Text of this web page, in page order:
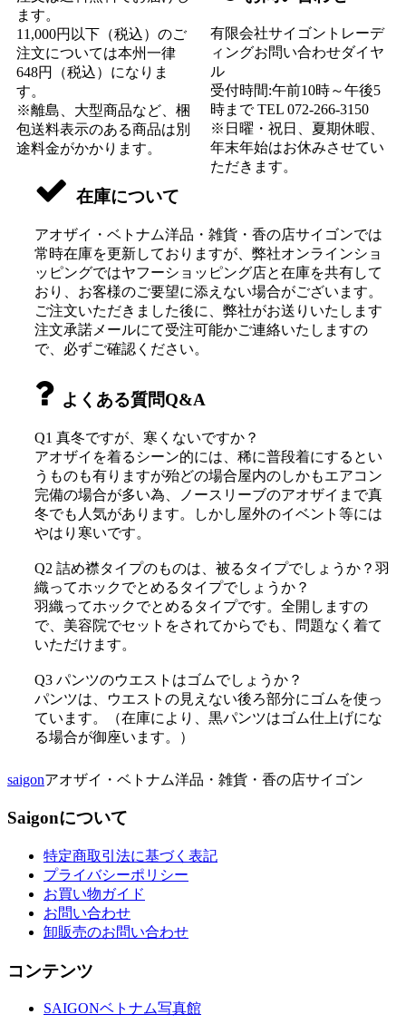
ます。
11,000円以下（税込）のご
注文については本州一律
648円（税込）になりま
す。
※離島、大型商品など、梱
包送料表示のある商品は別
途料金がかかります。
有限会社サイゴントレーデ
ィングお問い合わせダイヤ
ル
受付時間:午前10時～午後5
時まで TEL 072-266-3150
※日曜・祝日、夏期休暇、
年末年始はお休みさせてい
ただきます。
在庫について
アオザイ・ベトナム洋品・雑貨・香の店サイゴンでは
常時在庫を更新しておりますが、弊社オンラインショ
ッピングではヤフーショッピング店と在庫を共有して
おり、お客様のご要望に添えない場合がございます。
ご注文いただきました後に、弊社がお送りいたします
注文承諾メールにて受注可能かご連絡いたしますの
で、必ずご確認ください。
よくある質問Q&A
Q1 真冬ですが、寒くないですか？
アオザイを着るシーン的には、稀に普段着にするとい
うものも有りますが殆どの場合屋内のしかもエアコン
完備の場合が多い為、ノースリーブのアオザイまで真
冬でも人気があります。しかし屋外のイベント等には
やはり寒いです。
Q2 詰め襟タイプのものは、被るタイプでしょうか？羽
織ってホックでとめるタイプでしょうか？
羽織ってホックでとめるタイプです。全開しますの
で、美容院でセットをされてからでも、問題なく着て
いただけます。
Q3 パンツのウエストはゴムでしょうか？
パンツは、ウエストの見えない後ろ部分にゴムを使っ
ています。（在庫により、黒パンツはゴム仕上げにな
る場合が御座います。）
saigonアオザイ・ベトナム洋品・雑貨・香の店サイゴン
Saigonについて
特定商取引法に基づく表記
プライバシーポリシー
お買い物ガイド
お問い合わせ
卸販売のお問い合わせ
コンテンツ
SAIGONベトナム写真館